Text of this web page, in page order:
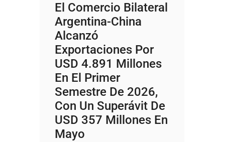
El Comercio Bilateral
Argentina-China
Alcanzó
Exportaciones Por
USD 4.891 Millones
En El Primer
Semestre De 2026,
Con Un Superávit De
USD 357 Millones En
Mayo